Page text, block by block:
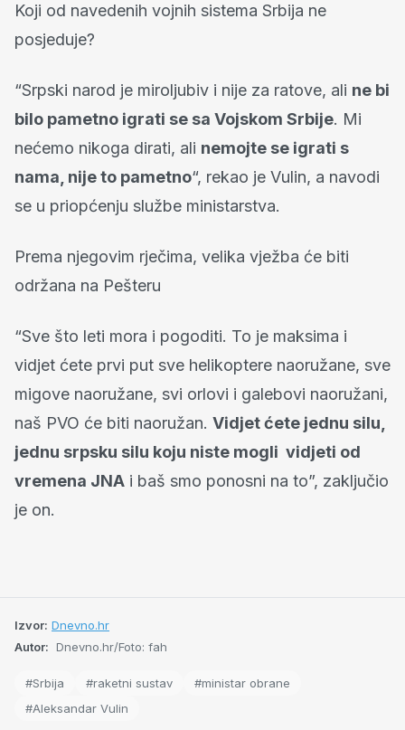
Koji od navedenih vojnih sistema Srbija ne
posjeduje?
“Srpski narod je miroljubiv i nije za ratove, ali ne bi
bilo pametno igrati se sa Vojskom Srbije. Mi
nećemo nikoga dirati, ali nemojte se igrati s
nama, nije to pametno“, rekao je Vulin, a navodi
se u priopćenju službe ministarstva.
Prema njegovim rječima, velika vježba će biti
održana na Pešteru
“Sve što leti mora i pogoditi. To je maksima i
vidjet ćete prvi put sve helikoptere naoružane, sve
migove naoružane, svi orlovi i galebovi naoružani,
naš PVO će biti naoružan. Vidjet ćete jednu silu,
jednu srpsku silu koju niste mogli vidjeti od
vremena JNA i baš smo ponosni na to”, zaključio
je on.
Izvor: Dnevno.hr
Autor: Dnevno.hr/Foto: fah
#Srbija #raketni sustav
#ministar obrane
#Aleksandar Vulin